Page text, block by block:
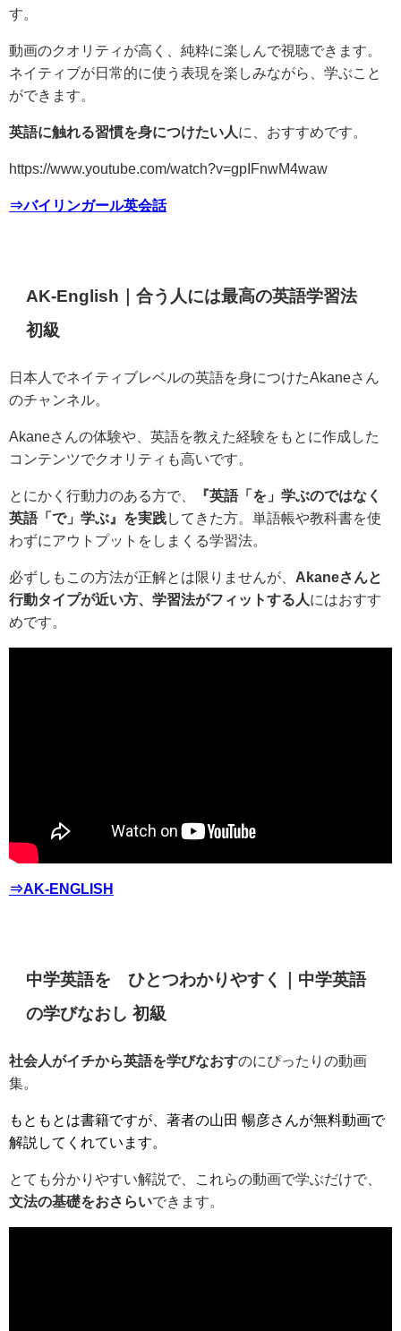
す。
動画のクオリティが高く、純粋に楽しんで視聴できます。
ネイティブが日常的に使う表現を楽しみながら、学ぶこと
ができます。
英語に触れる習慣を身につけたい人に、おすすめです。
https://www.youtube.com/watch?v=gpIFnwM4waw
⇒バイリンガール英会話
AK-English｜合う人には最高の英語学習法
初級
日本人でネイティブレベルの英語を身につけたAkaneさん
のチャンネル。
Akaneさんの体験や、英語を教えた経験をもとに作成した
コンテンツでクオリティも高いです。
とにかく行動力のある方で、
『英語「を」学ぶのではなく
英語「で」学ぶ』を実践してきた方。単語帳や教科書を使
わずにアウトプットをしまくる学習法。
必ずしもこの方法が正解とは限りませんが、 Akaneさんと
行動タイプが近い方、学習法がフィットする人 にはおすす
めです。
⇒AK-ENGLISH
中学英語を ひとつわかりやすく｜中学英語
の学びなおし 初級
社会人がイチから英語を学びなおすのにぴったりの動画
集。
もともとは書籍ですが、著者の山田 暢彦さんが無料動画で
解説してくれています。
とても分かりやすい解説で、これらの動画で学ぶだけで、
文法の基礎をおさらいできます。